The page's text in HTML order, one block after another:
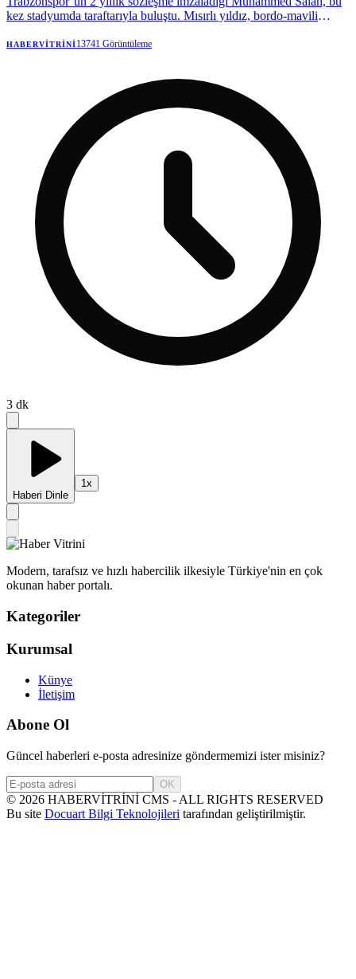
kez stadyumda taraftarıyla buluştu. Mısırlı yıldız, bordo-mavili
HABERVITRINI13741 Görüntüleme
3 dk
Haberi Dinle
1x
Modern, tarafsız ve hızlı habercilik ilkesiyle Türkiye'nin en çok
okunan haber portalı.
Kategoriler
Kurumsal
Künye
İletişim
Abone Ol
Güncel haberleri e-posta adresinize göndermemizi ister misiniz?
OK
© 2026 HABERVİTRİNİ CMS - ALL RIGHTS RESERVED
Bu site Docuart Bilgi Teknolojileri tarafından geliştirilmiştir.